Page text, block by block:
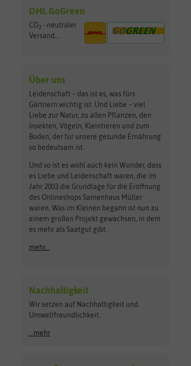
DHL GoGreen
CO2 - neutraler
Versand...
Über uns
Leidenschaft – das ist es, was fürs
Gärtnern wichtig ist. Und Liebe – viel
Liebe zur Natur, zu allen Pflanzen, den
Insekten, Vögeln, Kleintieren und zum
Boden, der für unsere gesunde Ernährung
so bedeutsam ist.
Und so ist es wohl auch kein Wunder, dass
es Liebe und Leidenschaft waren, die im
Jahr 2003 die Grundlage für die Eröffnung
des Onlineshops Samenhaus Müller
waren. Was im Kleinen begann ist nun zu
einem großen Projekt gewachsen, in dem
es mehr als Saatgut gibt.
mehr...
Nachhaltigkeit
Wir setzen auf Nachhaltigkeit und
Umweltfreundlichkeit.
...mehr